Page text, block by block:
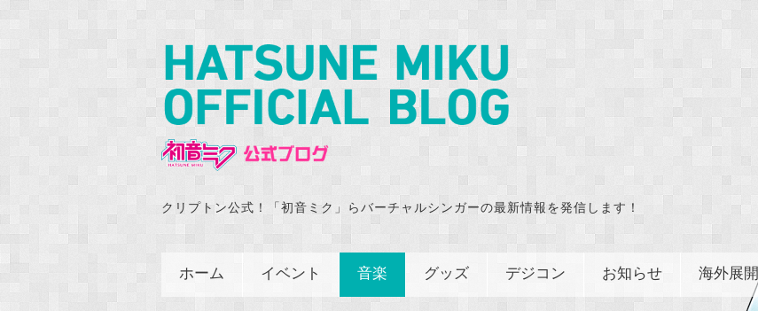
クリプトン公式！「初音ミク」らバーチャルシンガーの最新情報を発信します！
ホーム イベント 音楽 グッズ デジコン お知らせ 海外展開